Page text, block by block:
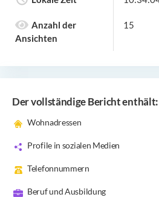
Anzahl der
Ansichten
15
Der vollständige Bericht enthält:
Wohnadressen
Profile in sozialen Medien
Telefonnummern
Beruf und Ausbildung